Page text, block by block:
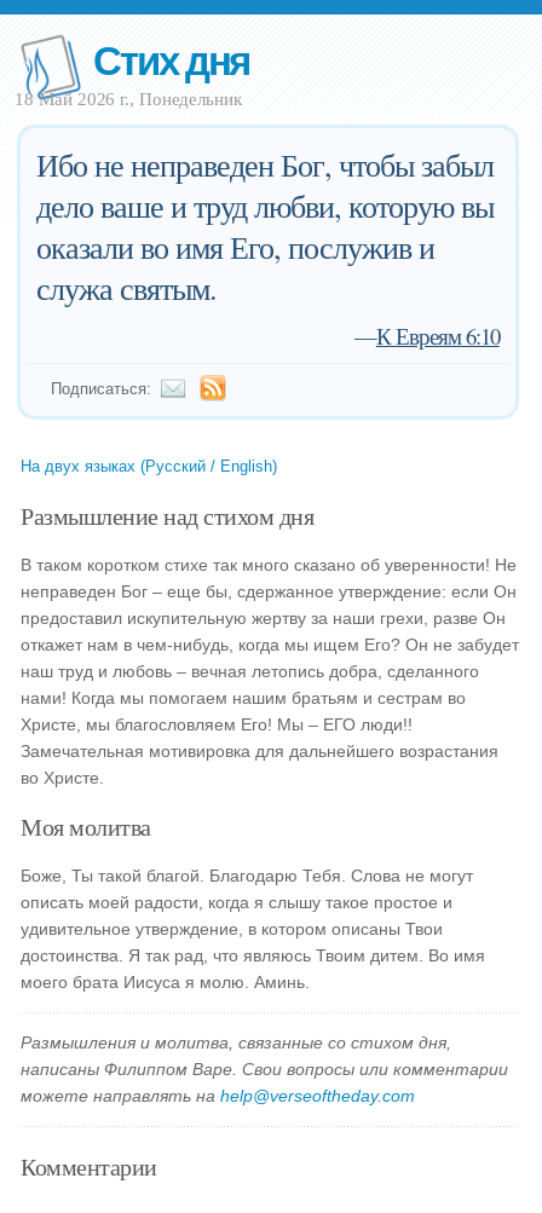
Стих дня
18 Май 2026 г., Понедельник
Ибо не неправеден Бог, чтобы забыл
дело ваше и труд любви, которую вы
оказали во имя Его, послужив и
служа святым.
—К Евреям 6:10
Подписаться:
На двух языках (Русский / English)
Размышление над стихом дня
В таком коротком стихе так много сказано об уверенности! Не
неправеден Бог – еще бы, сдержанное утверждение: если Он
предоставил искупительную жертву за наши грехи, разве Он
откажет нам в чем-нибудь, когда мы ищем Его? Он не забудет
наш труд и любовь – вечная летопись добра, сделанного
нами! Когда мы помогаем нашим братьям и сестрам во
Христе, мы благословляем Его! Мы – ЕГО люди!!
Замечательная мотивировка для дальнейшего возрастания
во Христе.
Моя молитва
Боже, Ты такой благой. Благодарю Тебя. Слова не могут
описать моей радости, когда я слышу такое простое и
удивительное утверждение, в котором описаны Твои
достоинства. Я так рад, что являюсь Твоим дитем. Во имя
моего брата Иисуса я молю. Аминь.
Размышления и молитва, связанные со стихом дня,
написаны Филиппом Варе. Свои вопросы или комментарии
можете направлять наhelp@verseoftheday.com
Комментарии